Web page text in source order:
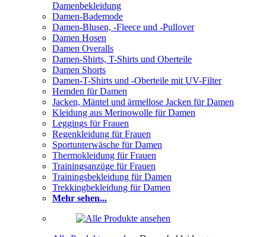
Damenbekleidung
Damen-Bademode
Damen-Blusen, -Fleece und -Pullover
Damen Hosen
Damen Overalls
Damen-Shirts, T-Shirts und Oberteile
Damen Shorts
Damen-T-Shirts und -Oberteile mit UV-Filter
Hemden für Damen
Jacken, Mäntel und ärmellose Jacken für Damen
Kleidung aus Merinowolle für Damen
Leggings für Frauen
Regenkleidung für Frauen
Sportunterwäsche für Damen
Thermokleidung für Frauen
Trainingsanzüge für Frauen
Trainingsbekleidung für Damen
Trekkingbekleidung für Damen
Mehr sehen...